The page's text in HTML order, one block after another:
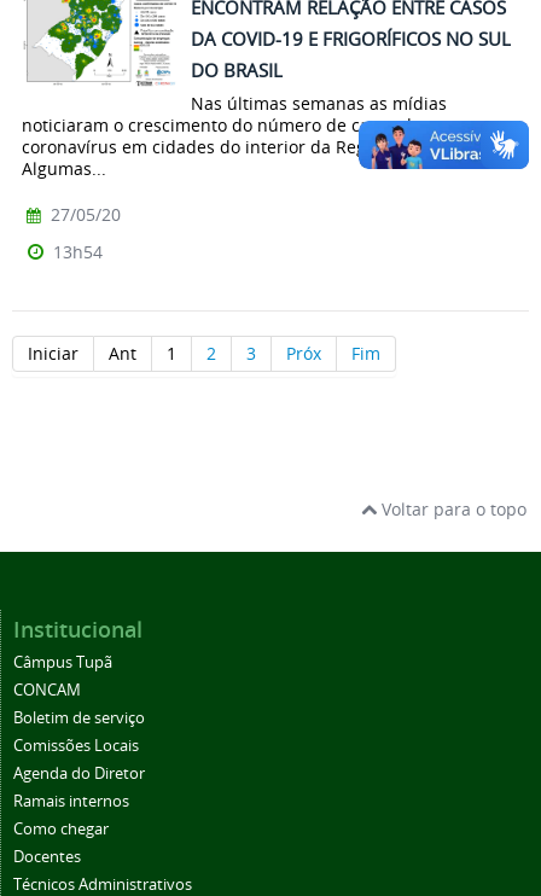
ENCONTRAM RELAÇÃO ENTRE CASOS
DA COVID-19 E FRIGORÍFICOS NO SUL
DO BRASIL
Nas últimas semanas as mídias
noticiaram o crescimento do número de casos do novo
coronavírus em cidades do interior da Região Sul do país.
Algumas...
27/05/20
13h54
Iniciar Ant 1 2 3 Próx Fim
Voltar para o topo
Institucional
Câmpus Tupã
CONCAM
Boletim de serviço
Comissões Locais
Agenda do Diretor
Ramais internos
Como chegar
Docentes
Técnicos Administrativos